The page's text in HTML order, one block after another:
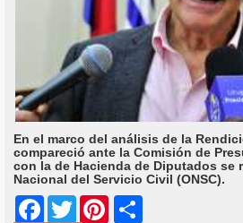
En el marco del análisis de la
compareció ante la Comisión de
con la de Hacienda de Diputados se
Nacional del Servicio Civil (ONSC).
Facebook
Twitter Pinterest